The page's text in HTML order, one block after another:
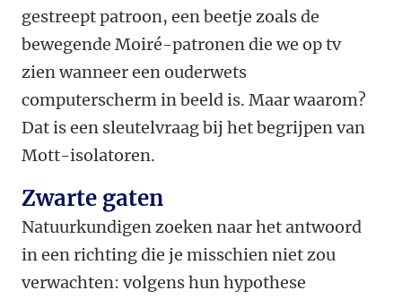
gestreept patroon, een beetje zoals de
bewegende Moiré-patronen die we op tv
zien wanneer een ouderwets
computerscherm in beeld is. Maar waarom?
Dat is een sleutelvraag bij het begrijpen van
Mott-isolatoren.
Zwarte gaten
Natuurkundigen zoeken naar het antwoord
in een richting die je misschien niet zou
verwachten: volgens hun hypothese